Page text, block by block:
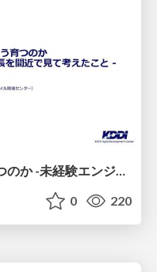
AI時代、エンジニアはどう育つのか -未経験エンジニアの成長を間近で見て考えたこと-
0 220